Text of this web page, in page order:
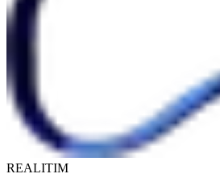
REALITIM